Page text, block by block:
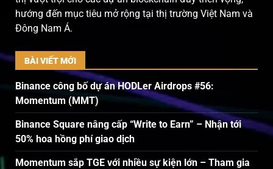
hướng đến mục tiêu mở rộng tại thị trường Việt Nam và
Đông Nam Á.
BÀI VIẾT MỚI
Binance công bố dự án HODLer Airdrops #56:
Momentum (MMT)
Binance Square nâng cấp “Write to Earn” – Nhận tới
50% hoa hồng phí giao dịch
Momentum sắp TGE với nhiều sự kiện lớn – Tham gia